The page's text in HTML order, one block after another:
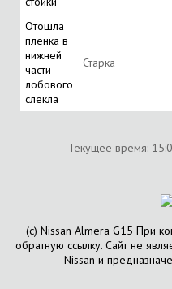
Отошла
пленка в
нижней
части
лобового
слекла
Старка
Текущее время:
(с) Nissan Almera G15 При
обратную ссылку. Сайт не
Nissan и